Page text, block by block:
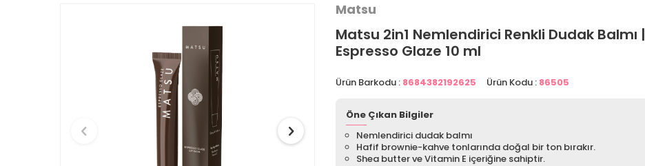
Matsu
Matsu 2in1 Nemlendirici Renkli Dudak Balmı |
Espresso Glaze 10 ml
Ürün Barkodu : 8684382192625 Ürün Kodu : 86505
Öne Çıkan Bilgiler
Nemlendirici dudak balmı
Hafif brownie-kahve tonlarında doğal bir ton bırakır.
Shea butter ve Vitamin E içeriğine sahiptir.